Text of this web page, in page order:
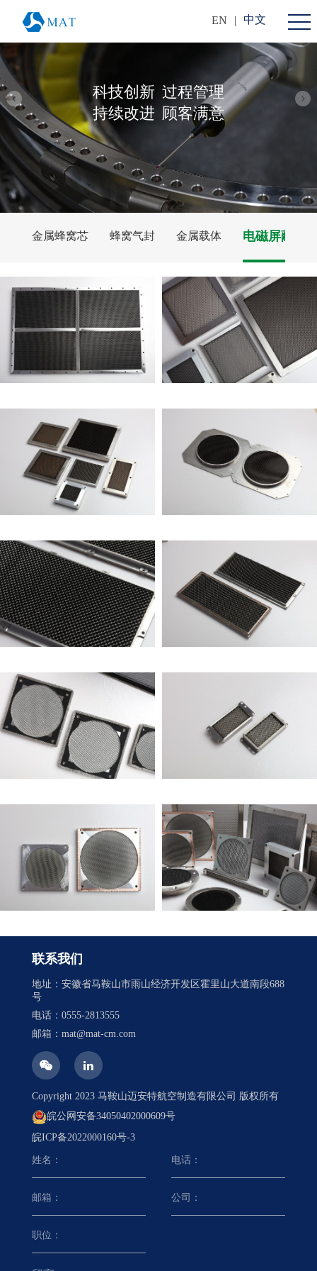
EN | 中文
科技创新 过程管理
持续改进 顾客满意
金属蜂窝芯 蜂窝气封 金属载体 电磁屏蔽通
联系我们
地址：安徽省马鞍山市雨山经济开发区霍里山大道南段688
号
电话：0555-2813555
邮箱：mat@mat-cm.com
Copyright 2023 马鞍山迈安特航空制造有限公司 版权所有
皖公网安备34050402000609号
皖ICP备2022000160号-3